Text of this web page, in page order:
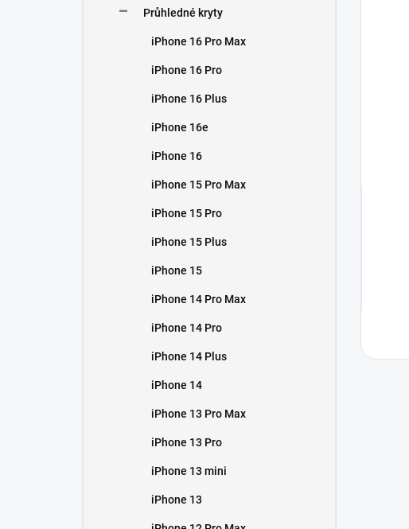
Průhledné kryty
iPhone 16 Pro Max
iPhone 16 Pro
iPhone 16 Plus
iPhone 16e
iPhone 16
iPhone 15 Pro Max
iPhone 15 Pro
iPhone 15 Plus
iPhone 15
iPhone 14 Pro Max
iPhone 14 Pro
iPhone 14 Plus
iPhone 14
iPhone 13 Pro Max
iPhone 13 Pro
iPhone 13 mini
iPhone 13